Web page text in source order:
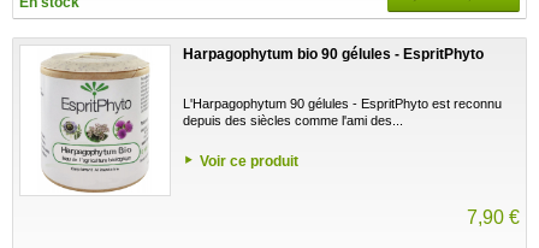
Harpagophytum bio 90 gélules - EspritPhyto
L'Harpagophytum 90 gélules - EspritPhyto est reconnu
depuis des siècles comme l'ami des...
Voir ce produit
7,90 €